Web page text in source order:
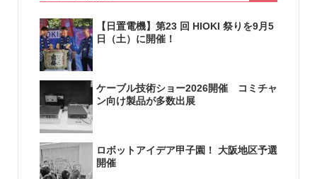
【日置電機】第23 回 HIOKI 祭りを9月5
日（土）に開催！
ケーブル技術ショー2026開催 コミチャ
ン向け製品が多数出展
ロボットアイデア甲子園！ 大阪地区予選
開催